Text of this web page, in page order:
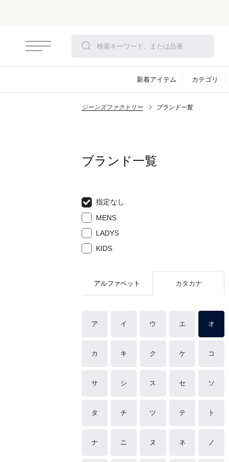
新着アイテム カテゴリ
ジーンズファクトリー ブランド一覧
ブランド一覧
指定なし
MENS
LADYS
KIDS
アルファベット カタカナ
ア イ ウ エ オ
カ キ ク ケ コ
サ シ ス セ ソ
タ チ ツ テ ト
ナ ニ ヌ ネ ノ